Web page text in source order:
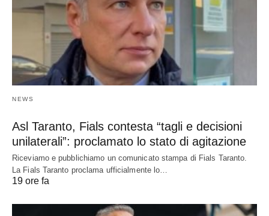
NEWS
Asl Taranto, Fials contesta “tagli e decisioni
unilaterali”: proclamato lo stato di agitazione
Riceviamo e pubblichiamo un comunicato stampa di Fials Taranto.
La Fials Taranto proclama ufficialmente lo…
19 ore fa